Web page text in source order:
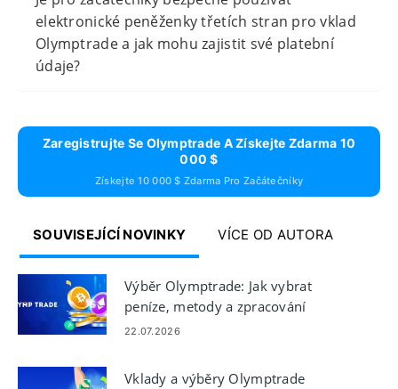
elektronické peněženky třetích stran pro vklad
Olymptrade a jak mohu zajistit své platební
údaje?
Zaregistrujte Se Olymptrade A Získejte Zdarma 10
000 $
Získejte 10 000 $ Zdarma Pro Začátečníky
SOUVISEJÍCÍ NOVINKY VÍCE OD AUTORA
Výběr Olymptrade: Jak vybrat
peníze, metody a zpracování
22.07.2026
Vklady a výběry Olymptrade